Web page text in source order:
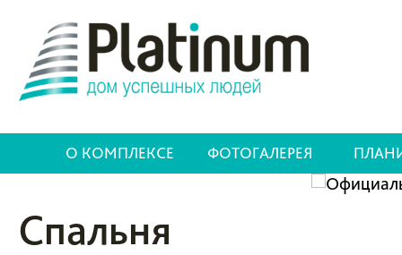
О КОМПЛЕКСЕ ФОТОГАЛЕРЕЯ
Спальня